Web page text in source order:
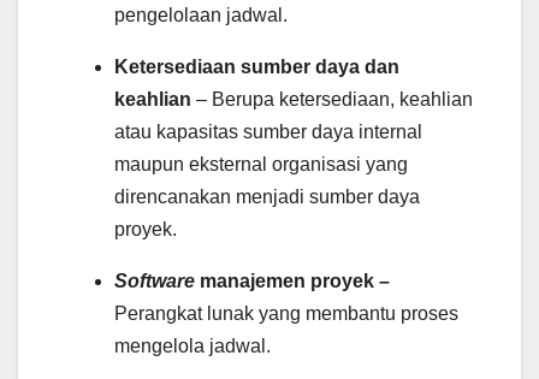
pengelolaan jadwal.
Ketersediaan sumber daya dan
keahlian – Berupa ketersediaan, keahlian
atau kapasitas sumber daya internal
maupun eksternal organisasi yang
direncanakan menjadi sumber daya
proyek.
Software manajemen proyek –
Perangkat lunak yang membantu proses
mengelola jadwal.